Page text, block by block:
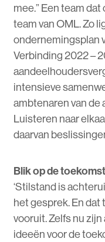
mee.” Een team
team van OML. Zo
ondernemingsplan
Verbinding 2022 –
intensieve
ambtenaren van
Luisteren naar
daarvan
Blik op de toekomst
‘Stilstand is
het gesprek. En dat
vooruit. Zelfs nu
ideeën voor de